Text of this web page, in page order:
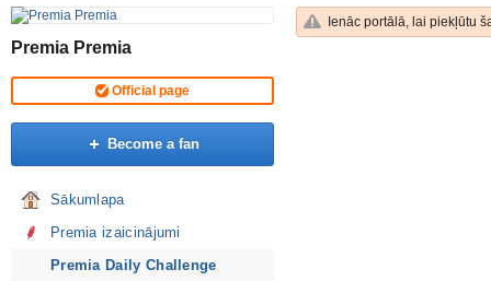
Premia Premia
Official page
Become a fan
Sākumlapa
Premia izaicinājumi
Premia Daily Challenge
Ienāc portālā, lai piekļūtu